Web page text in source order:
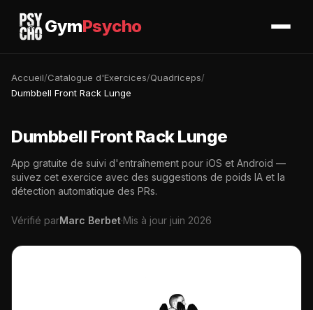
GymPsycho
Accueil/Catalogue d'Exercices/Quadriceps/
Dumbbell Front Rack Lunge
Dumbbell Front Rack Lunge
App gratuite de suivi d'entraînement pour iOS et Android —
suivez cet exercice avec des suggestions de poids IA et la
détection automatique des PRs.
Vérifié parMarc Berbet·Mis à jour juin 2026